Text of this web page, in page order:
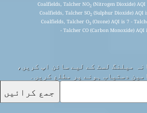
Coalfields, Talcher NO 2(Nitrogen Dioxide)
Coalfields, Talcher SO 2(Sulphur Dioxide) AQI
Coalfields, Talcher O 3(Ozone) AQI is 7 -
Talcher CO (Carbon Monoxide) AQI
میلنگ لسٹ کے لیے سائن اپ کریں،
دستیاب ہونے پر مطلع کریں۔
جمع کرائیں